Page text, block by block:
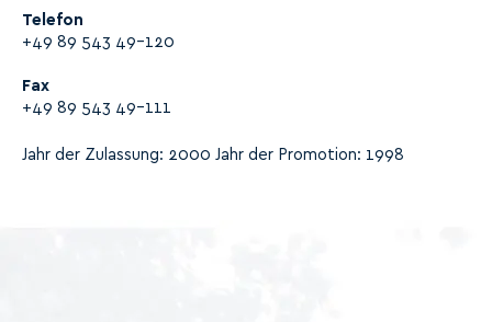
Telefon
+49 89 543 49-120
Fax
+49 89 543 49-111
Jahr der Zulassung: 2000 Jahr der Promotion: 1998